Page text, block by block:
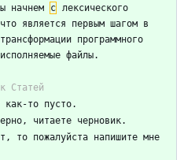
начнем
с лексического
является первым шагом в
программного